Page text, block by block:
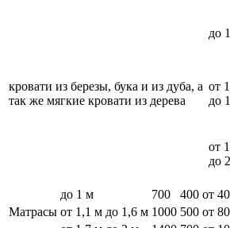
кровати из березы, бука и из дуба, а
так же мягкие кровати из дерева
до
от
до
от
до
Матрасы
до 1 м 700 400 от
от 1,1 м до 1,6 м 1000 500 от